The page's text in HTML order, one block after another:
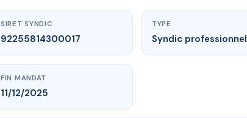
SIRET SYNDIC
92255814300017
TYPE
Syndic professionnel
FIN MANDAT
11/12/2025